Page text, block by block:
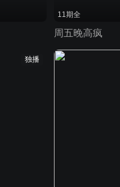
11期全
周五晚高疯
独播